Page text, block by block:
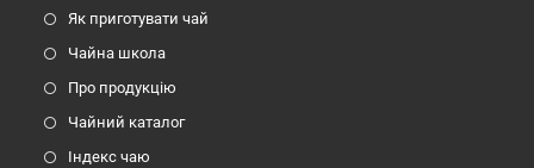
Як приготувати чай
Чайна школа
Про продукцію
Чайний каталог
Індекс чаю